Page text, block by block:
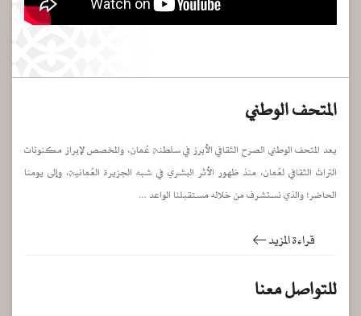
المتحف الوطني
يعد المتحف الوطني الصرح الثقافي الأبرز في سلطنة عُمان، والمخصص لإبراز مكنونات
التراث الثقافي لعُمان، منذ ظهور الأثر البشري في شبه الجزيرة العُمانية، وإلى يومنا
الحاضر؛ والذي نستشرف من خلاله مستقبلنا الواعد ...
قراءة المزيد
للتواصل معنا